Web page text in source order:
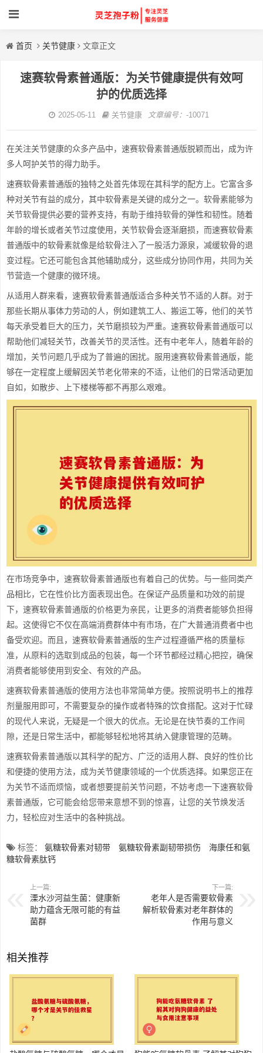
首页 关节健康 文章正文
速赛软骨素普通版：为关节健康提供有效呵
护的优质选择
2025-05-11 关节健康 文章编号： -10071
在关注关节健康的众多产品中，速赛软骨素普通版脱颖而出，成为许
多人呵护关节的得力助手。
速赛软骨素普通版的独特之处首先体现在其科学的配方上。它富含多
种对关节有益的成分，其中软骨素是关键的成分之一。软骨素能够为
关节软骨提供必要的营养支持，有助于维持软骨的弹性和韧性。随着
年龄的增长或者关节过度使用，关节软骨会逐渐磨损，而速赛软骨素
普通版中的软骨素就像是给软骨注入了一股活力源泉，减缓软骨的退
变过程。它还可能包含其他辅助成分，这些成分协同作用，共同为关
节营造一个健康的微环境。
从适用人群来看，速赛软骨素普通版适合多种关节不适的人群。对于
那些长期从事体力劳动的人，例如建筑工人、搬运工等，他们的关节
每天承受着巨大的压力，关节磨损较为严重。速赛软骨素普通版可以
帮助他们减轻关节，改善关节的灵活性。还有中老年人，随着年龄的
增加，关节问题几乎成为了普遍的困扰。服用速赛软骨素普通版，能
够在一定程度上缓解因关节老化带来的不适，让他们的日常活动更加
自如，如散步、上下楼梯等都不再那么艰难。
在市场竞争中，速赛软骨素普通版也有着自己的优势。与一些同类产
品相比，它在性价比方面表现出色。在保证产品质量和功效的前提
下，速赛软骨素普通版的价格更为亲民，让更多的消费者能够负担得
起。这使得它不仅在高端消费群体中有市场，在广大普通消费者中也
备受欢迎。而且，速赛软骨素普通版的生产过程遵循严格的质量标
准，从原料的选取到成品的包装，每一个环节都经过精心把控，确保
消费者能够使用到安全、有效的产品。
速赛软骨素普通版的使用方法也非常简单方便。按照说明书上的推荐
剂量服用即可，不需要复杂的操作或者特殊的饮食搭配。这对于忙碌
的现代人来说，无疑是一个很大的优点。无论是在快节奏的工作间
隙，还是日常生活中，都能够轻松地将其纳入健康管理的范畴。
速赛软骨素普通版以其科学的配方、广泛的适用人群、良好的性价比
和便捷的使用方法，成为关节健康领域的一个优质选择。如果您正在
为关节不适而烦恼，或者想要提前关节问题，不妨考虑一下速赛软骨
素普通版，它可能会给您带来意想不到的惊喜，让您的关节焕发活
力，轻松应对生活中的各种挑战。
标签： 氨糖软骨素对韧带 氨糖软骨素副韧带损伤
海康任和氨
糖软骨素肽钙
上一篇:
溧水沙河益生菌：健康新
助力蕴含无限可能的有益
菌群
下一篇:
老年人是否需要软骨素
解析软骨素对老年群体的
作用与意义
相关推荐